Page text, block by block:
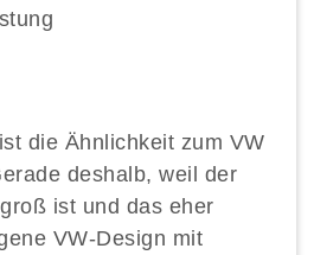
die Ähnlichkeit zum VW
deshalb, weil der
ist und das eher
VW-Design mit